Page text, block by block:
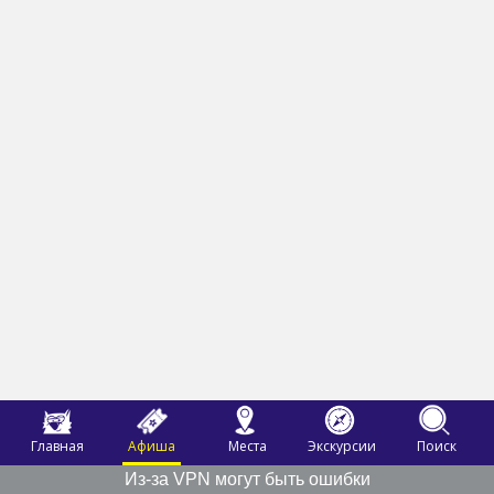
Главная Афиша Места Экскурсии
Поиск
Из-за VPN могут быть ошибки